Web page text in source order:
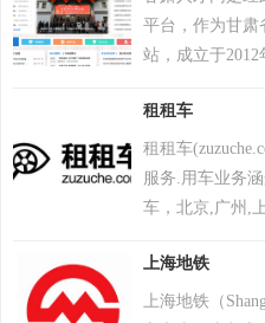
2023年世界互
等。 集团董事会
店于2023年在中
4月，获评“2025
平台，作为甘肃
站，成立于2012
式，提供半开放
式呼叫中心服务
功能提升招聘效
安全，2013年2
盖全国31个省
务已获得广大
租租车
租租车
服务.用车业务
车，北京,广州,
略,租车自驾网
外租车哪个公
上海地铁
上海地铁（